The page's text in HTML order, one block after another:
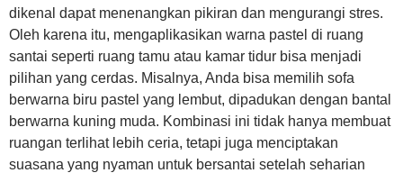
dikenal dapat menenangkan pikiran dan mengurangi stres.
Oleh karena itu, mengaplikasikan warna pastel di ruang
santai seperti ruang tamu atau kamar tidur bisa menjadi
pilihan yang cerdas. Misalnya, Anda bisa memilih sofa
berwarna biru pastel yang lembut, dipadukan dengan bantal
berwarna kuning muda. Kombinasi ini tidak hanya membuat
ruangan terlihat lebih ceria, tetapi juga menciptakan
suasana yang nyaman untuk bersantai setelah seharian